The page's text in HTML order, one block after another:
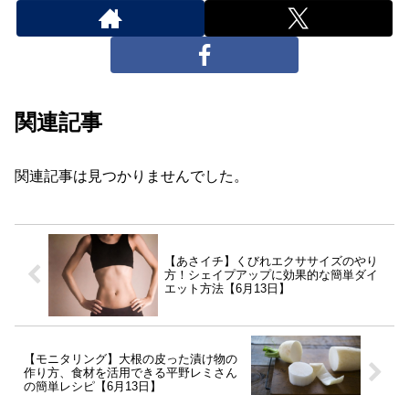
関連記事
関連記事は見つかりませんでした。
【あさイチ】くびれエクササイズのやり
方！シェイプアップに効果的な簡単ダイ
エット方法【6月13日】
【モニタリング】大根の皮った漬け物の
作り方、食材を活用できる平野レミさん
の簡単レシピ【6月13日】